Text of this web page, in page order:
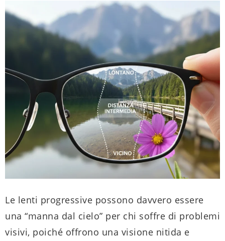
Le lenti progressive possono davvero essere
una “manna dal cielo” per chi soffre di problemi
visivi, poiché offrono una visione nitida e